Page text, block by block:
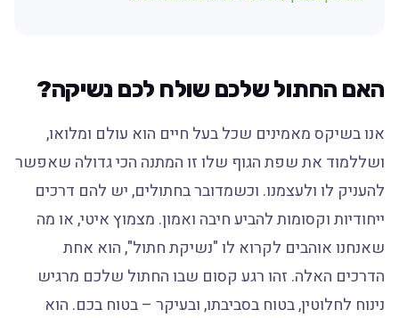
האם החתול שלכם שולח לכם נשיקה?
אנו בשיקס מאמינים שכל בעל חיים הוא עולם ומלואו,
ושללמוד את שפת הגוף שלו זו המתנה הכי גדולה שאפשר
להעניק לו ולעצמנו. וכשמדובר בחתולים, יש להם דרכים
ייחודיות וקסומות להביע חיבה ואמון. מצמוץ איטי, או מה
שאנחנו אוהבים לקרוא לו "נשיקת חתול", הוא אחת
הדרכים האלה. זהו רגע קסום שבו החתול שלכם מרגיש
נינוח לחלוטין, בטוח בסביבתו, ובעיקר – בטוח בכם. הוא